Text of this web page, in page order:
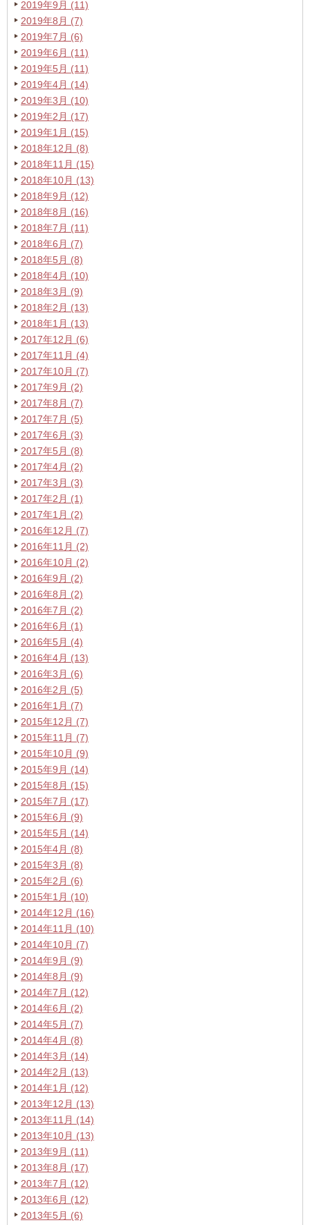
2019年9月 (11)
2019年8月 (7)
2019年7月 (6)
2019年6月 (11)
2019年5月 (11)
2019年4月 (14)
2019年3月 (10)
2019年2月 (17)
2019年1月 (15)
2018年12月 (8)
2018年11月 (15)
2018年10月 (13)
2018年9月 (12)
2018年8月 (16)
2018年7月 (11)
2018年6月 (7)
2018年5月 (8)
2018年4月 (10)
2018年3月 (9)
2018年2月 (13)
2018年1月 (13)
2017年12月 (6)
2017年11月 (4)
2017年10月 (7)
2017年9月 (2)
2017年8月 (7)
2017年7月 (5)
2017年6月 (3)
2017年5月 (8)
2017年4月 (2)
2017年3月 (3)
2017年2月 (1)
2017年1月 (2)
2016年12月 (7)
2016年11月 (2)
2016年10月 (2)
2016年9月 (2)
2016年8月 (2)
2016年7月 (2)
2016年6月 (1)
2016年5月 (4)
2016年4月 (13)
2016年3月 (6)
2016年2月 (5)
2016年1月 (7)
2015年12月 (7)
2015年11月 (7)
2015年10月 (9)
2015年9月 (14)
2015年8月 (15)
2015年7月 (17)
2015年6月 (9)
2015年5月 (14)
2015年4月 (8)
2015年3月 (8)
2015年2月 (6)
2015年1月 (10)
2014年12月 (16)
2014年11月 (10)
2014年10月 (7)
2014年9月 (9)
2014年8月 (9)
2014年7月 (12)
2014年6月 (2)
2014年5月 (7)
2014年4月 (8)
2014年3月 (14)
2014年2月 (13)
2014年1月 (12)
2013年12月 (13)
2013年11月 (14)
2013年10月 (13)
2013年9月 (11)
2013年8月 (17)
2013年7月 (12)
2013年6月 (12)
2013年5月 (6)